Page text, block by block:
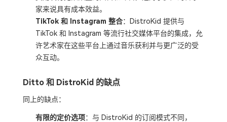
家来说具有成本效益。
TikTok 和 Instagram 整合：DistroKid 提供与
TikTok 和 Instagram 等流行社交媒体平台的集成，允
许艺术家在这些平台上通过音乐获利并与更广泛的受
众互动。
Ditto 和 DistroKid 的缺点
同上的缺点：
有限的定价选项：与 DistroKid 的订阅模式不同，